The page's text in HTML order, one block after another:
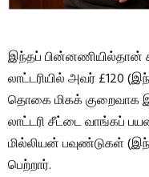
இந்தப் பின்னணியில்தான்
லாட்டரியில் அவர் £120
தொகை மிகக் குறைவாக
லாட்டரி சீட்டை வாங்கப்
மில்லியன் பவுண்டுகள்
பெற்றார்.